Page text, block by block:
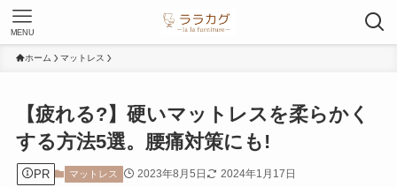
MENU
ホーム マットレス
【疲れる?】硬いマットレスを柔らかく
する方法5選。腰痛対策にも!
PR マットレス 2023年8月5日 2024年1月17日